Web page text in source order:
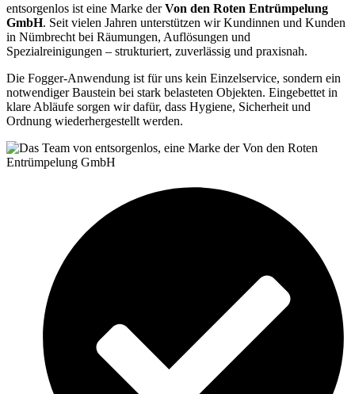
entsorgenlos ist eine Marke derVon den Roten Entrümpelung
GmbH. Seit vielen Jahren unterstützen wir Kundinnen und Kunden
in Nümbrecht bei Räumungen, Auflösungen und
Spezialreinigungen – strukturiert, zuverlässig und praxisnah.
Die Fogger-Anwendung ist für uns kein Einzelservice, sondern ein
notwendiger Baustein bei stark belasteten Objekten. Eingebettet in
klare Abläufe sorgen wir dafür, dass Hygiene, Sicherheit und
Ordnung wiederhergestellt werden.